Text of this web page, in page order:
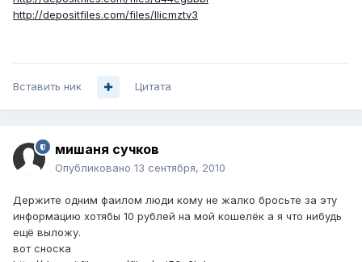
http://depositfiles.com/files/llicmztv3
Вставить ник Цитата
мишаня сучков
Опубликовано 13 сентября, 2010
Держите одним фаилом люди кому не жалко бросьте за эту
информацию хотябы 10 рублей на мой кошелёк а я что нибудь
ещё выложу.
вот сноска